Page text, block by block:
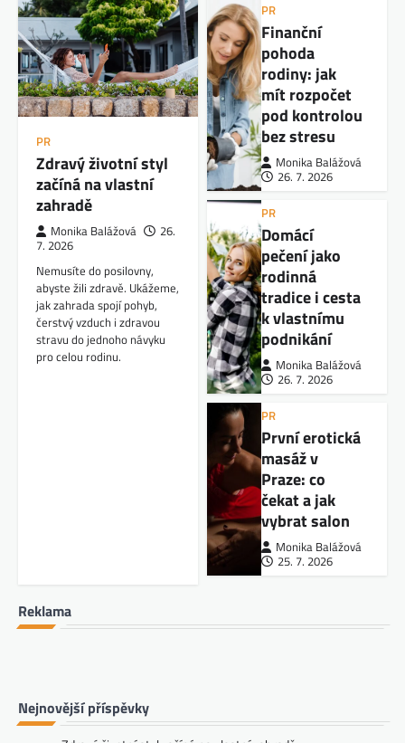
PR
Zdravý životní styl
začíná na vlastní
zahradě
Monika Balážová
26.
7. 2026
Nemusíte do posilovny,
abyste žili zdravě. Ukážeme,
jak zahrada spojí pohyb,
čerstvý vzduch i zdravou
stravu do jednoho návyku
pro celou rodinu.
PR
Finanční
pohoda
rodiny: jak
mít rozpočet
pod kontrolou
bez stresu
Monika Balážová
26. 7. 2026
PR
Domácí
pečení jako
rodinná
tradice i cesta
k vlastnímu
podnikání
Monika Balážová
26. 7. 2026
PR
První erotická
masáž v
Praze: co
čekat a jak
vybrat salon
Monika Balážová
25. 7. 2026
Reklama
Nejnovější příspěvky